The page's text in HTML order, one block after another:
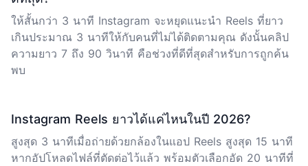
ให้สั้นกว่า 3 นาที Instagram จะหยุดแนะนำ Reels ที่ยาว
เกินประมาณ 3 นาทีให้กับคนที่ไม่ได้ติดตามคุณ ดังนั้นคลิป
ความยาว 7 ถึง 90 วินาที คือช่วงที่ดีที่สุดสำหรับการถูกค้น
พบ
Instagram Reels ยาวได้แค่ไหนในปี 2026?
สูงสุด 3 นาทีเมื่อถ่ายด้วยกล้องในแอป Reels สูงสุด 15 นาที
หากอัปโหลดไฟล์ที่ตัดต่อไว้แล้ว พร้อมตัวเลือกอัด 20 นาทีที่